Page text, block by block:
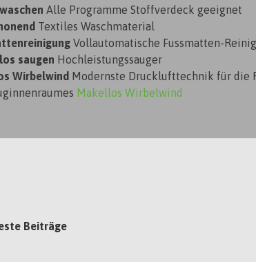
Alle Programme Stoffverdeck geeignet
Textiles Waschmaterial
Vollautomatische Fussmatten-
saugen Hochleistungssauger
Wirbelwind Modernste Drucklufttechnik für die
Makellos Wirbelwind
Beiträge